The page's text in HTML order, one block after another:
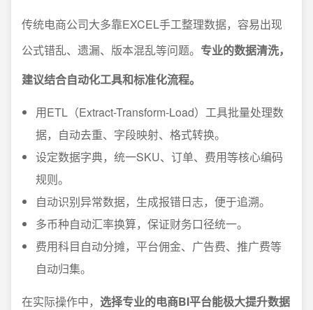
传统电商公司大多靠EXCEL手工整理数据，容易出现
公式错乱、遗漏、版本混乱等问题。 专业的数据清洗，
建议结合自动化工具和标准化流程。
用ETL（Extract-Transform-Load）工具批量处理数
据，自动去重、字段映射、格式转换。
设定数据字典，统一SKU、订单、费用等核心编码
规则。
自动识别异常数据，生成报错日志，便于追溯。
多币种自动汇率换算，保证财务口径统一。
费用科目自动分摊，平台佣金、广告费、推广费等
自动归集。
在实际操作中， 选择专业的电商BI平台能极大提升数据